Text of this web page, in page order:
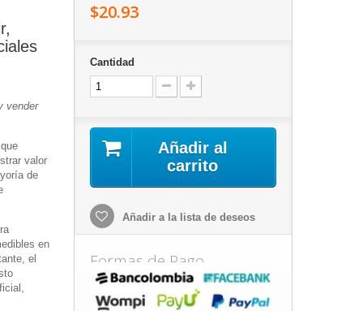
vender
valor
de
en
el
$20.93
Cantidad
Añadir al
carrito
Añadir a la lista de deseos
Formas de Pago